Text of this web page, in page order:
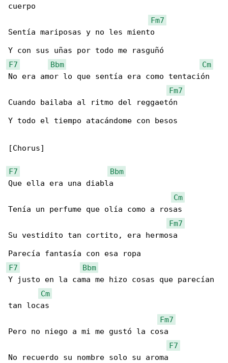
cuerpo
Fm7
Sentía mariposas y no lеs miento
F7
Bbm
Cm
No era amor lo que sentía era como tentación
Fm7
Cuando bailaba al ritmo del reggaetón
Y todo el tiempo atacándome con besos
[Chorus]
F7
Bbm
Que ella era una diabla
Cm
Tenía un perfume que olía como a rosas
Fm7
Su vestidito tan cortito, era hermosa
F7
Bbm
Y justo en la cama me hizo cosas que parecían
Cm
tan locas
Fm7
Pero no niego a mi me gustó la cosa
F7
No recuerdo su nombre solo su aroma